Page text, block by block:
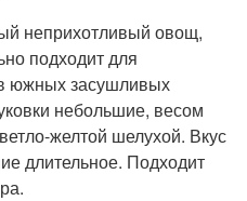
неприхотливый овощ,
подходит для
южных засушливых
небольшие, весом
желтой шелухой. Вкус
длительное. Подходит